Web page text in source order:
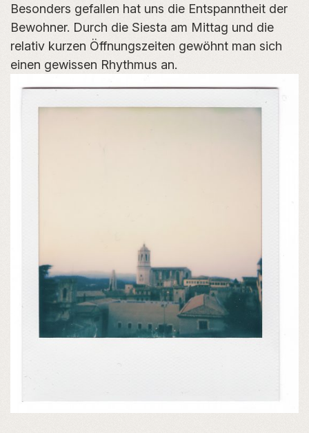
Besonders gefallen hat uns die Entspanntheit der
Bewohner. Durch die Siesta am Mittag und die
relativ kurzen Öffnungszeiten gewöhnt man sich
einen gewissen Rhythmus an.